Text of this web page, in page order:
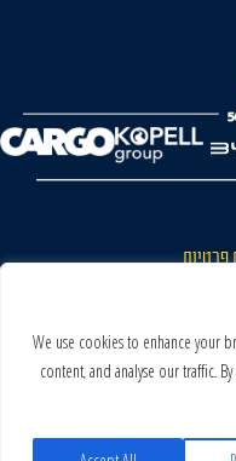
We use cookies to enhance your
content, and analyse our traffic.
פרטיות
שימוש בכרטיסים
ובטכנולוגיות דומות.
הכוללים שימוש בעוגיות